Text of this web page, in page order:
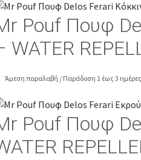
Pouf Πουφ
WATER
Άμεση παραλαβή / Παράδοση 1 έως 3 ημέρες
Pouf Πουφ